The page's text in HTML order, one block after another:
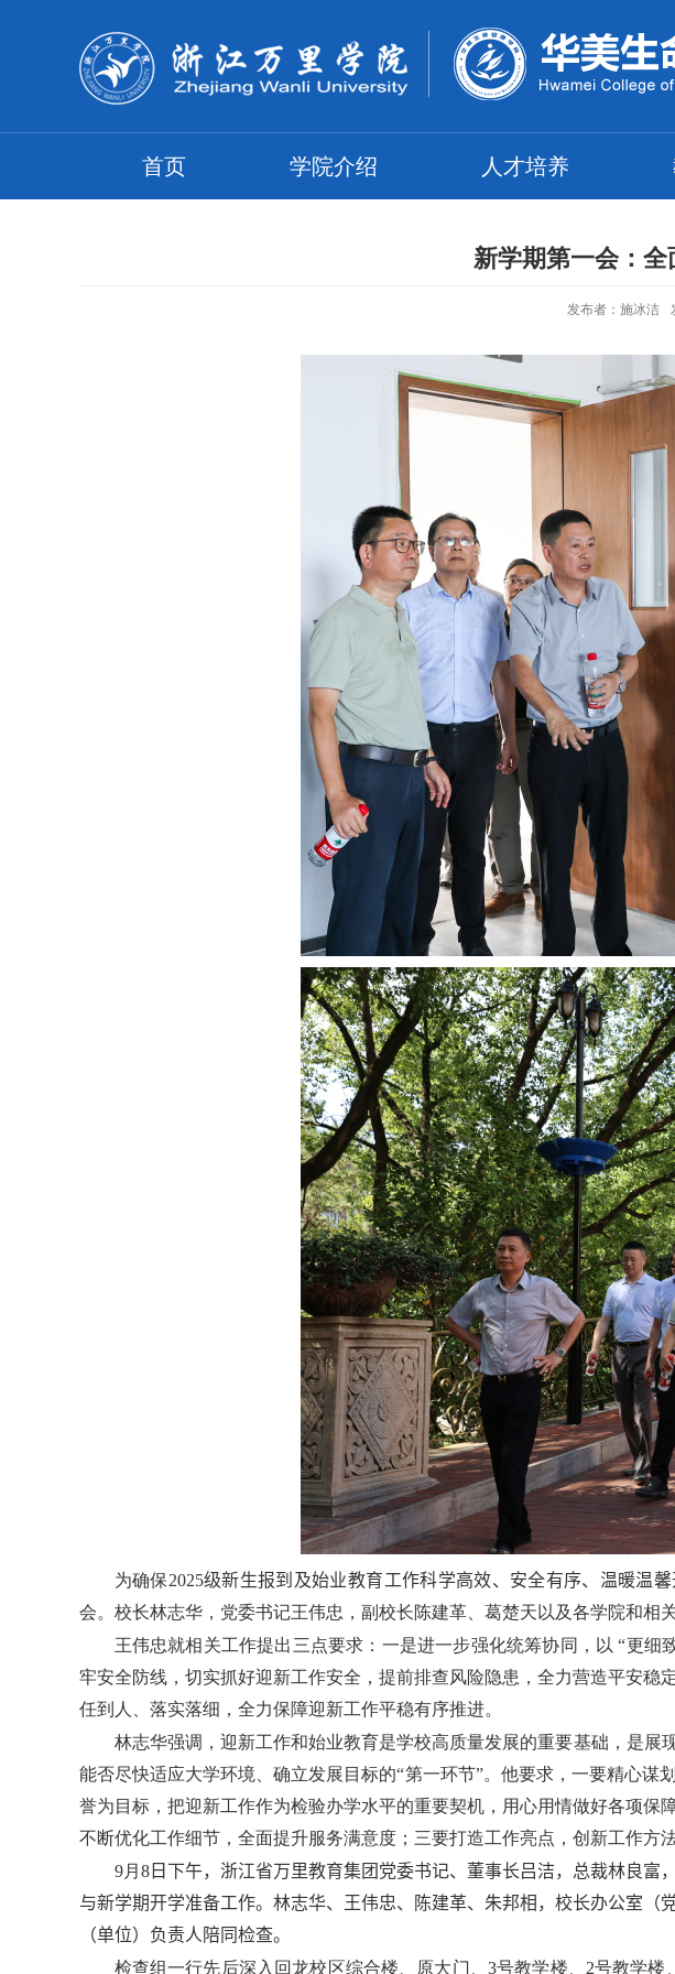
首页 学院介绍 人才培养
新学期第一会：
发布者：施冰洁
为确保2025级新生报到及始业教育工作科学高效、安全有序、温暖温馨
会。校长林志华，党委书记王伟忠，副校长陈建革、葛楚天以及各学院和相
王伟忠就相关工作提出三点要求：一是进一步强化统筹协同，以 “更
牢安全防线，切实抓好迎新工作安全，提前排查风险隐患，全力营造平安
任到人、落实落细，全力保障迎新工作平稳有序推进。
林志华强调，迎新工作和始业教育是学校高质量发展的重要基础，是
能否尽快适应大学环境、确立发展目标的“第一环节”。他要求，一要精心
誉为目标，把迎新工作作为检验办学水平的重要契机，用心用情做好各项
不断优化工作细节，全面提升服务满意度；三要打造工作亮点，创新工作方
9月 8日下午，浙江省万里教育集团党委书记、董事长吕洁，总裁林良
与新学期开学准备工作。林志华、 王伟忠、 陈建革、 朱邦相，校长办公室 （
（单位） 负责人陪同检查。
检查组一行先后深入回龙校区综合楼、原大门、 3号教学楼、 2号教学楼、